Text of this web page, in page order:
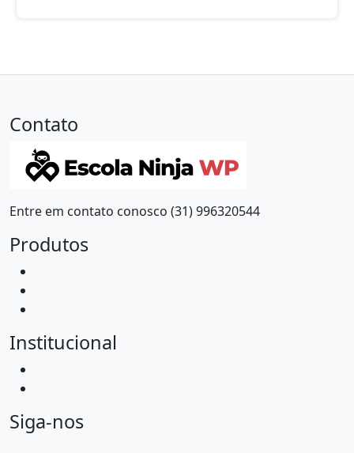
Contato
Entre em contato conosco (31) 996320544
Produtos
Institucional
Siga-nos